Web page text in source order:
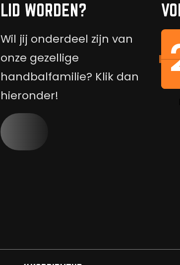
LID WORDEN?
Wil jij onderdeel zijn van
onze gezellige
handbalfamilie? Klik dan
hieronder!